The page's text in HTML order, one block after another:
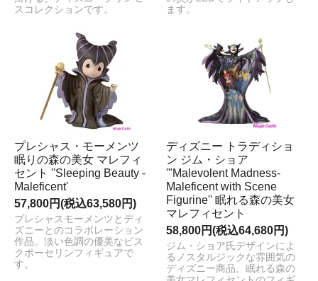
スコレクションです。
ます。
プレシャス・モーメンツ
眠りの森の美女 マレフィ
セント ''Sleeping Beauty -
Maleficent'
57,800円(税込63,580円)
プレシャスモーメンツとディ
ズニーとのコラボレーション
作品。淡い色調の優美なビス
クポーセリンフィギュアで
す。
ディズニー トラディショ
ン ジム・ショア
'"Malevolent Madness-
Maleficent with Scene
Figurine'' 眠れる森の美女
マレフィセント
58,800円(税込64,680円)
ジム・ショア氏デザインによ
るノスタルジックな雰囲気の
ディズニー商品。眠れる森の